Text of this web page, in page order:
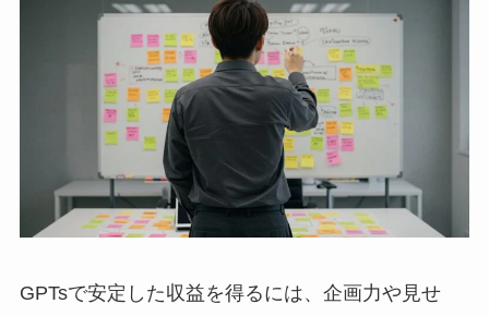
GPTsで安定した収益を得るには、企画力や見せ